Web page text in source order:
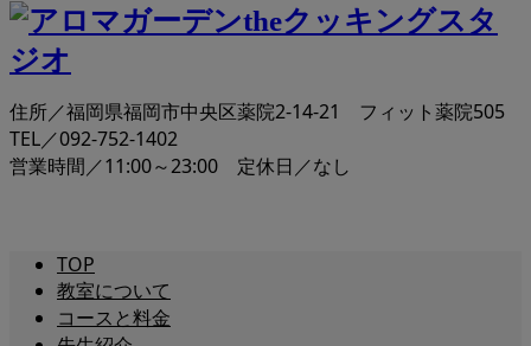
住所／福岡県福岡市中央区薬院2-14-21 フィット薬院505
TEL／092-752-1402
営業時間／11:00～23:00 定休日／なし
TOP
教室について
コースと料金